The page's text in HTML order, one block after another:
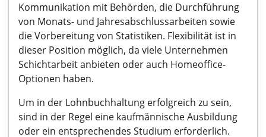
Kommunikation mit Behörden, die Durchführung
von Monats- und Jahresabschlussarbeiten sowie
die Vorbereitung von Statistiken. Flexibilität ist in
dieser Position möglich, da viele Unternehmen
Schichtarbeit anbieten oder auch Homeoffice-
Optionen haben.
Um in der Lohnbuchhaltung erfolgreich zu sein,
sind in der Regel eine kaufmännische Ausbildung
oder ein entsprechendes Studium erforderlich.